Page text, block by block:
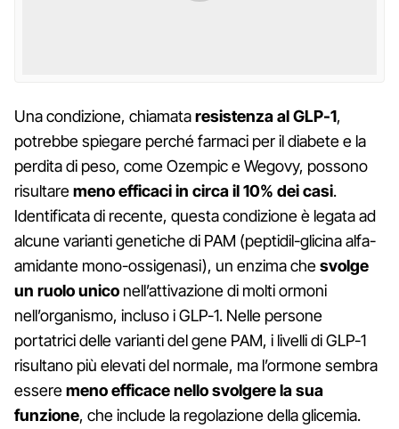
Una condizione, chiamataresistenza al GLP-1,
potrebbe spiegare perché farmaci per il diabete e la
perdita di peso, come Ozempic e Wegovy, possono
risultaremeno efficaci in circa il 10% dei casi.
Identificata di recente, questa condizione è legata ad
alcune varianti genetiche di PAM (peptidil-glicina alfa-
amidante mono-ossigenasi), un enzima chesvolge
un ruolo unico nell’attivazione di molti ormoni
nell’organismo, incluso i GLP-1. Nelle persone
portatrici delle varianti del gene PAM, i livelli di GLP-1
risultano più elevati del normale, ma l’ormone sembra
esseremeno efficace nello svolgere la sua
funzione, che include la regolazione della glicemia.